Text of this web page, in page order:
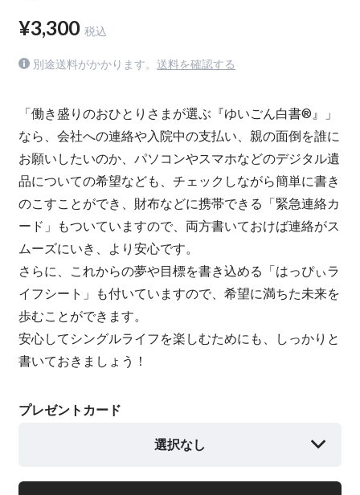
¥3,300 税込
別途送料がかかります。 送料を確認する
「働き盛りのおひとりさまが選ぶ『ゆいごん白書®』」
なら、会社への連絡や入院中の支払い、親の面倒を誰に
お願いしたいのか、パソコンやスマホなどのデジタル遺
品についての希望なども、チェックしながら簡単に書き
のこすことができ、財布などに携帯できる「緊急連絡カ
ード」もついていますので、両方書いておけば連絡がス
ムーズにいき、より安心です。
さらに、これからの夢や目標を書き込める「はっぴぃラ
イフシート」も付いていますので、希望に満ちた未来を
歩むことができます。
安心してシングルライフを楽しむためにも、しっかりと
書いておきましょう！
プレゼントカード
選択なし